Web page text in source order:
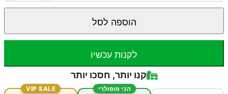
הוספה לסל
לקנות עכשיו
קנו יותר, חסכו יותר
הכי פופולרי VIP SALE